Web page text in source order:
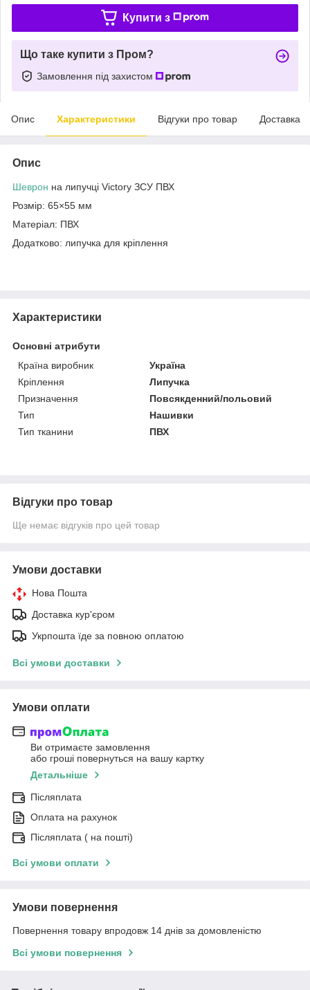
Купити з
Що таке купити з Пром?
Замовлення під захистом
Опис Характеристики Відгуки про товар Доставка
Опис
Шеврон на липучці Victory ЗСУ ПВХ
Розмір: 65×55 мм
Матеріал: ПВХ
Додатково: липучка для кріплення
Характеристики
Основні атрибути
Країна виробник
Україна
Кріплення
Липучка
Призначення
Повсякденний/польовий
Тип
Нашивки
Тип тканини
ПВХ
Відгуки про товар
Ще немає відгуків про цей товар
Умови доставки
Нова Пошта
Доставка кур'єром
Укрпошта їде за повною оплатою
Всі умови доставки
Умови оплати
Ви отримаєте замовлення
або гроші повернуться на вашу картку
Детальніше
Післяплата
Оплата на рахунок
Післяплата ( на пошті)
Всі умови оплати
Умови повернення
Повернення товару впродовж 14 днів за домовленістю
Всі умови повернення